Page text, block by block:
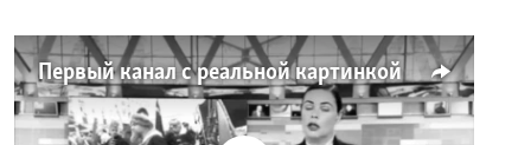
Первый канал с реальной картинкой